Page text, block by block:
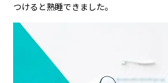
つけると熟睡できました。